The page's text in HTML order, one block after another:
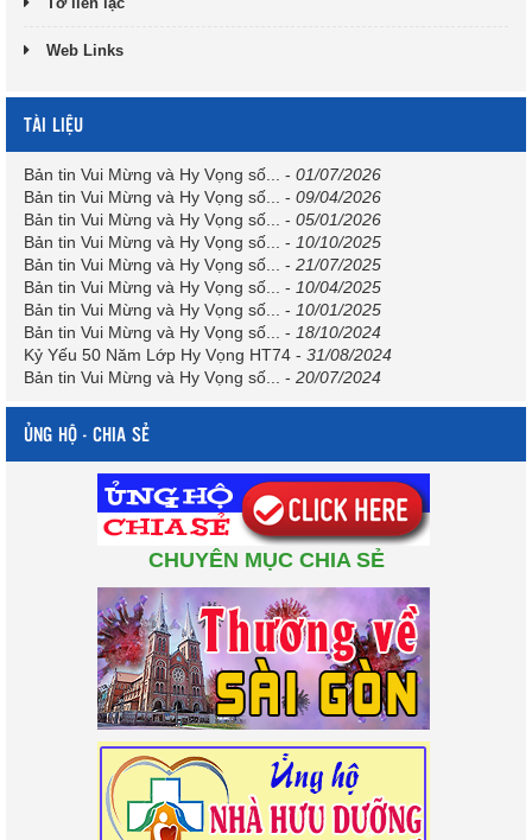
Web Links
TÀI LIỆU
Bản tin Vui Mừng và Hy Vọng số... - 01/07/2026
Bản tin Vui Mừng và Hy Vọng số...
- 09/04/2026
Bản tin Vui Mừng và Hy Vọng số...
- 05/01/2026
Bản tin Vui Mừng và Hy Vọng số...
- 10/10/2025
Bản tin Vui Mừng và Hy Vọng số...
- 21/07/2025
Bản tin Vui Mừng và Hy Vọng số...
- 10/04/2025
Bản tin Vui Mừng và Hy Vọng số...
- 10/01/2025
Bản tin Vui Mừng và Hy Vọng số...
- 18/10/2024
Kỷ Yếu 50 Năm Lớp Hy Vọng HT74 - 31/08/2024
Bản tin Vui Mừng và Hy Vọng số...
- 20/07/2024
ỦNG HỘ - CHIA SẺ
CHUYÊN MỤC CHIA SẺ